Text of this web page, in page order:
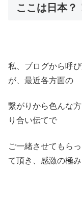
ここは日本？
私、ブログから呼
が、最近各方面の
繋がりから色んな
り合い伝てで
ご一緒させてもら
て頂き、感激の極み